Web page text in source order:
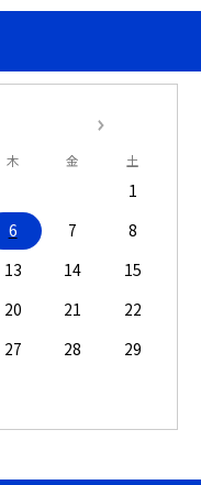
木 金 土
1
6 7
8
13 14
15
20 21
22
27 28
29